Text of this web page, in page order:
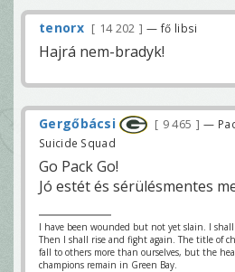
tenorx 14 202 — fő libsi
Hajrá nem-bradyk!
Gergőbácsi 9 465
—
Suicide Squad
Go Pack Go!
Jó estét és sérülésmentes
I have been wounded but not yet slain. I
Then I shall rise and fight again. The title of
fall to others more than ourselves, but the
champions remain in Green Bay.